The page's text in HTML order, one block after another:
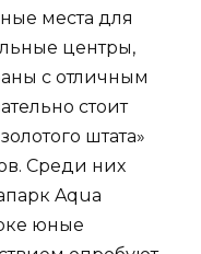
места для
центры,
с отличным
стоит
штата»
Среди них
Aqua
юные